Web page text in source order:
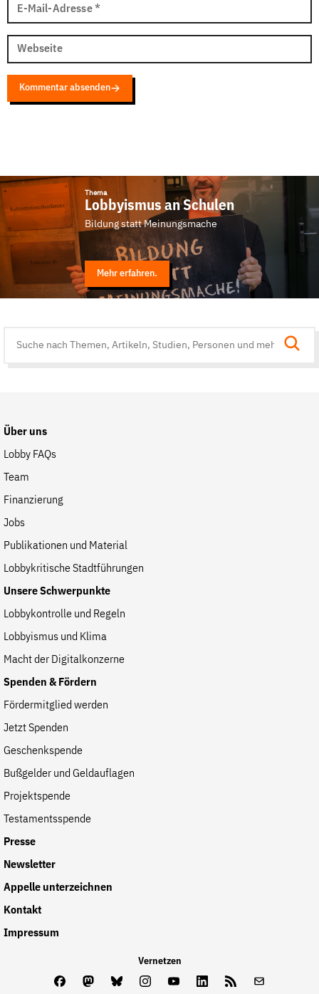
E-Mail-Adresse *
Webseite
Kommentar absenden
Thema
Lobbyismus an Schulen
Bildung statt Meinungsmache
Mehr erfahren.
Über uns
Lobby FAQs
Team
Finanzierung
Jobs
Publikationen und Material
Lobbykritische Stadtführungen
Unsere Schwerpunkte
Lobbykontrolle und Regeln
Lobbyismus und Klima
Macht der Digitalkonzerne
Spenden & Fördern
Fördermitglied werden
Jetzt Spenden
Geschenkspende
Bußgelder und Geldauflagen
Projektspende
Testamentsspende
Presse
Newsletter
Appelle unterzeichnen
Kontakt
Impressum
Vernetzen
FacebookMastodon
BlueskyInstagram
YoutubeLinkedInFeed